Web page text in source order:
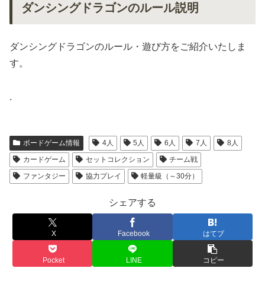
ダンシングドラゴンのルール説明
ダンシングドラゴンのルール・遊び方をご紹介いたしま
す。
.
ボードゲーム情報 4人 5人 6人 7人
8人
カードゲーム
セットコレクション
チーム戦
ファンタジー
協力プレイ 軽量級（～30分）
シェアする
X Facebook はてブ
Pocket LINE コピー